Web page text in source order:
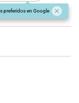
preferidos en Google